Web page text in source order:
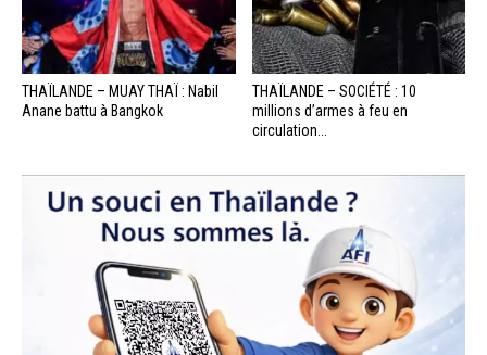
THAÏLANDE – MUAY THAÏ : Nabil
Anane battu à Bangkok
THAÏLANDE – SOCIÉTÉ : 10
millions d’armes à feu en
circulation...